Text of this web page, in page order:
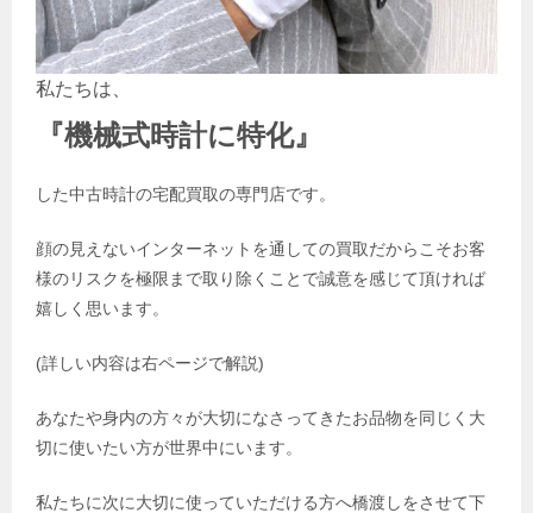
私たちは、
『機械式時計に特化』
した中古時計の宅配買取の専門店です。
顔の見えないインターネットを通しての買取だからこそお客
様のリスクを極限まで取り除くことで誠意を感じて頂ければ
嬉しく思います。
(詳しい内容は右ページで解説)
あなたや身内の方々が大切になさってきたお品物を同じく大
切に使いたい方が世界中にいます。
私たちに次に大切に使っていただける方へ橋渡しをさせて下